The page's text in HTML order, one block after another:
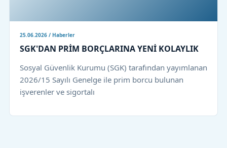
25.06.2026 / Haberler
SGK'DAN PRİM BORÇLARINA YENİ KOLAYLIK
Sosyal Güvenlik Kurumu (SGK) tarafından yayımlanan
2026/15 Sayılı Genelge ile prim borcu bulunan
işverenler ve sigortalı